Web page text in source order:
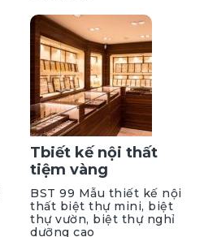
Tbiết kế nội thất
tiệm vàng
BST 99 Mẫu thiết kế nội
thất biệt thự mini, biệt
thự vườn, biệt thự nghỉ
dưỡng cao